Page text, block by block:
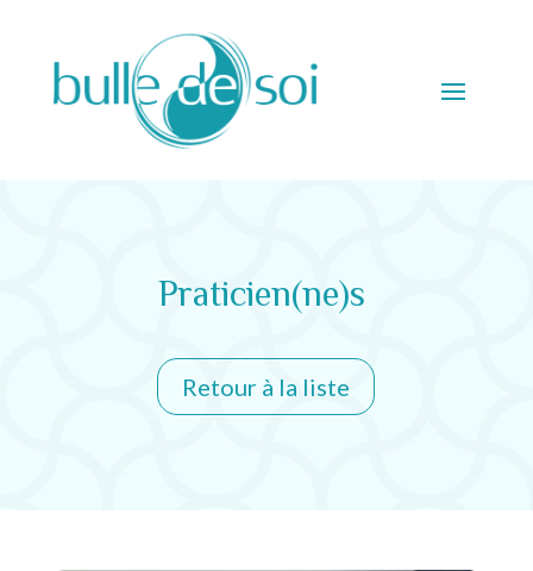
Praticien(ne)s
Retour à la liste